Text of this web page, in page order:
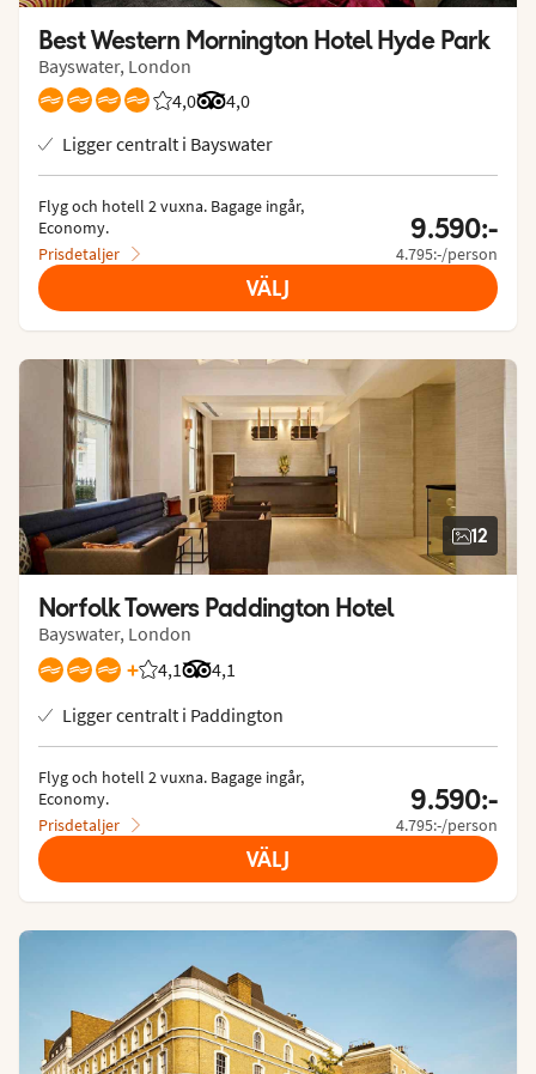
Best Western Mornington Hotel Hyde Park
Bayswater, London
4,0
Betyg från Vings gäster: 4/5
4,0
Betyg från Tripadvisor: 4 of 5
Ligger centralt i Bayswater
Flyg och hotell 2 vuxna. Bagage ingår,
Economy.
Prisdetaljer
9.590:-
4.795:-/person
VÄLJ
12
Norfolk Towers Paddington Hotel
Bayswater, London
+ 4,1
Betyg från Vings gäster: 4.071/5
4,1
Betyg från Tripadvisor: 4.1 of 5
Ligger centralt i Paddington
Flyg och hotell 2 vuxna. Bagage ingår,
Economy.
Prisdetaljer
9.590:-
4.795:-/person
VÄLJ